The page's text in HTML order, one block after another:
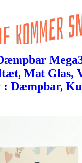
Mat Glas,
: Dæmpbar,